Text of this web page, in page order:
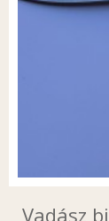
Vadász